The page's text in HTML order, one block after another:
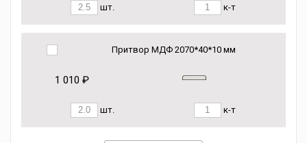
шт. к-т
Притвор МДФ 2070*40*10 мм
1 010 ₽
шт. к-т